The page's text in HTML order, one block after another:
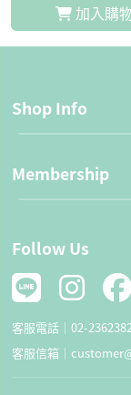
加入購
Shop Info
Membership
Follow Us
客服電話｜ 02-
客服信箱｜